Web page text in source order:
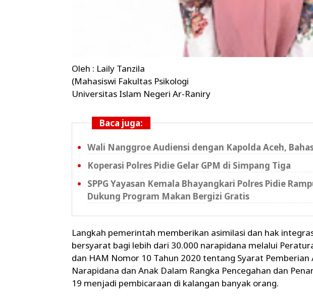
Oleh : Laily Tanzila
(Mahasiswi Fakultas Psikologi
Universitas Islam Negeri Ar-Raniry
Baca juga:
Wali Nanggroe Audiensi dengan Kapolda Aceh,
Koperasi Polres Pidie Gelar GPM di Simpang Tiga
SPPG Yayasan Kemala Bhayangkari Polres Pidie
Dukung Program Makan Bergizi Gratis
Langkah pemerintah memberikan asimilasi dan hak
bersyarat bagi lebih dari 30.000 narapidana melalui
dan HAM Nomor 10 Tahun 2020 tentang Syarat
Narapidana dan Anak Dalam Rangka Pencegahan dan
19 menjadi pembicaraan di kalangan banyak orang.